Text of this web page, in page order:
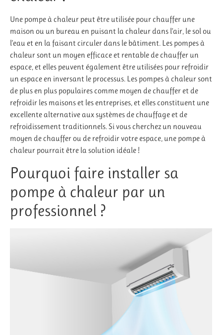
Une pompe à chaleur peut être utilisée pour chauffer une
maison ou un bureau en puisant la chaleur dans l’air, le sol ou
l’eau et en la faisant circuler dans le bâtiment. Les pompes à
chaleur sont un moyen efficace et rentable de chauffer un
espace, et elles peuvent également être utilisées pour refroidir
un espace en inversant le processus. Les pompes à chaleur sont
de plus en plus populaires comme moyen de chauffer et de
refroidir les maisons et les entreprises, et elles constituent une
excellente alternative aux systèmes de chauffage et de
refroidissement traditionnels. Si vous cherchez un nouveau
moyen de chauffer ou de refroidir votre espace, une pompe à
chaleur pourrait être la solution idéale !
Pourquoi faire installer sa
pompe à chaleur par un
professionnel ?